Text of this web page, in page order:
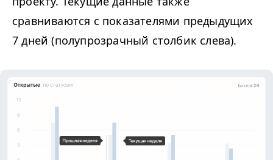
сравниваются с показателями предыдущих
7 дней (полупрозрачный столбик слева).